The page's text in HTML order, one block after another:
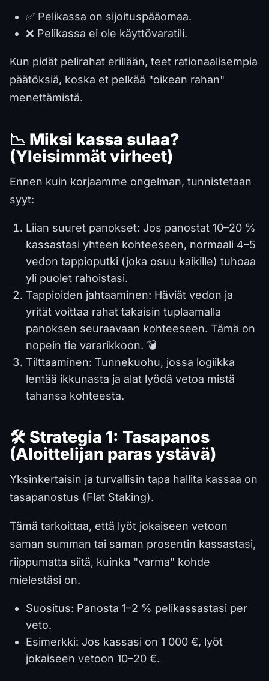
✅ Pelikassa on sijoituspääomaa.
❌ Pelikassa ei ole käyttövaratili.
Kun pidät pelirahat erillään, teet rationaalisempia
päätöksiä, koska et pelkää "oikean rahan"
menettämistä.
📉 Miksi kassa sulaa?
(Yleisimmät virheet)
Ennen kuin korjaamme ongelman, tunnistetaan
syyt:
Liian suuret panokset: Jos panostat 10–20 %
kassastasi yhteen kohteeseen, normaali 4–5
vedon tappioputki (joka osuu kaikille) tuhoaa
yli puolet rahoistasi.
Tappioiden jahtaaminen: Häviät vedon ja
yrität voittaa rahat takaisin tuplaamalla
panoksen seuraavaan kohteeseen. Tämä on
nopein tie vararikkoon. 💣
Tilttaaminen: Tunnekuohu, jossa logiikka
lentää ikkunasta ja alat lyödä vetoa mistä
tahansa kohteesta.
🛠️ Strategia 1: Tasapanos
(Aloittelijan paras ystävä)
Yksinkertaisin ja turvallisin tapa hallita kassaa on
tasapanostus (Flat Staking).
Tämä tarkoittaa, että lyöt jokaiseen vetoon
saman summan tai saman prosentin kassastasi,
riippumatta siitä, kuinka "varma" kohde
mielestäsi on.
Suositus: Panosta 1–2 % pelikassastasi per
veto.
Esimerkki: Jos kassasi on 1 000 €, lyöt
jokaiseen vetoon 10–20 €.